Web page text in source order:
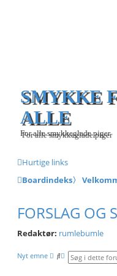
SMYKKE
ALLE
For alle smykkeglade piger
Hurtige links
Boardindeks〉
FORSLAG OG
Redaktør: rumlebumle
Nyt emne
S